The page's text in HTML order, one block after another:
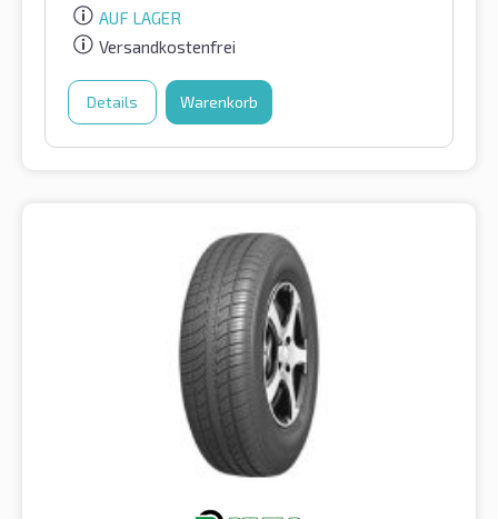
AUF LAGER
Versandkostenfrei
Details Warenkorb